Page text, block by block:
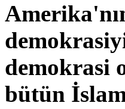
demokrasi
bütün